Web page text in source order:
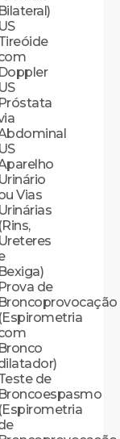
Bilateral)
US
Doppler
US
Próstata
US
Urinário
Vias
Urinárias
(Rins,
Ureteres
Bexiga)
Prova de
Broncoprovocação
(Espirometria
Bronco
de
Broncoespasmo
(Espirometria